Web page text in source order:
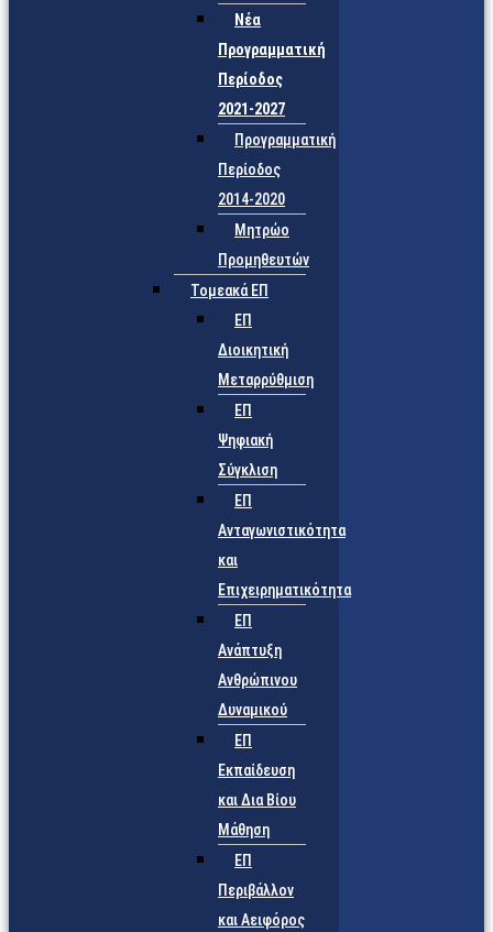
Νέα
Προγραμματική
Περίοδος
2021-2027
Προγραμματική
Περίοδος
2014-2020
Μητρώο
Προμηθευτών
Τομεακά ΕΠ
ΕΠ
Διοικητική
Μεταρρύθμιση
ΕΠ
Ψηφιακή
Σύγκλιση
ΕΠ
Ανταγωνιστικότητα
και
Επιχειρηματικότητα
ΕΠ
Ανάπτυξη
Ανθρώπινου
Δυναμικού
ΕΠ
Εκπαίδευση
και Δια Βίου
Μάθηση
ΕΠ
Περιβάλλον
και Αειφόρος